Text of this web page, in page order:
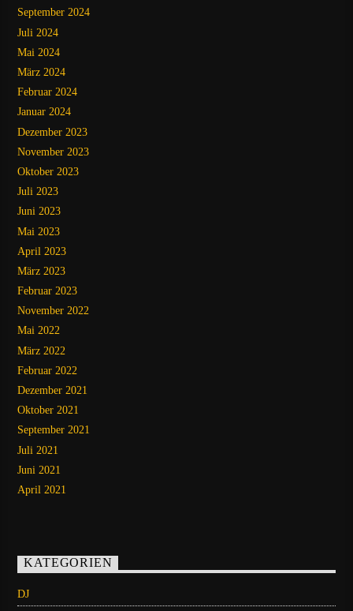
September 2024
Juli 2024
Mai 2024
März 2024
Februar 2024
Januar 2024
Dezember 2023
November 2023
Oktober 2023
Juli 2023
Juni 2023
Mai 2023
April 2023
März 2023
Februar 2023
November 2022
Mai 2022
März 2022
Februar 2022
Dezember 2021
Oktober 2021
September 2021
Juli 2021
Juni 2021
April 2021
KATEGORIEN
DJ